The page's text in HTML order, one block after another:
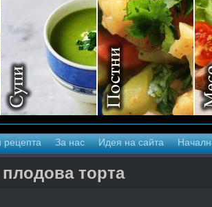
рецепта За нас Идея на сайта
торта